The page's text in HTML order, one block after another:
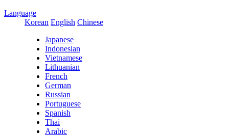
Language
Korean English Chinese
Japanese
Indonesian
Vietnamese
Lithuanian
French
German
Russian
Portuguese
Spanish
Thai
Arabic